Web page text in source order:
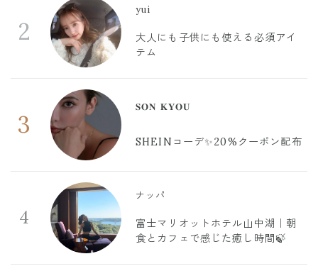
2
yui
大人にも子供にも使える必須アイ
テム
3
𝐒𝐎𝐍 𝐊𝐘𝐎𝐔
SHEINコーデ✨20%クーポン配布
4
ナッパ
富士マリオットホテル山中湖｜朝
食とカフェで感じた癒し時間🍃